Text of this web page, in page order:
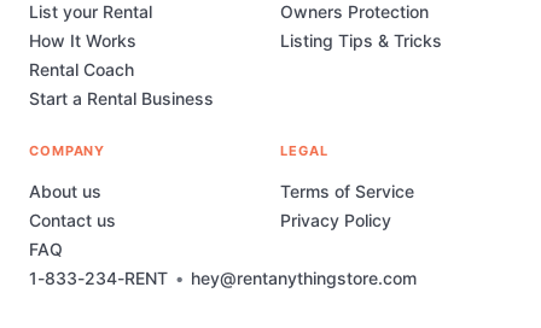
1-833-234-RENT • hey@rentanythingstore.com
List your Rental
How It Works
Rental Coach
Start a Rental Business
Owners Protection
Listing Tips & Tricks
COMPANY
About us
Contact us
FAQ
LEGAL
Terms of Service
Privacy Policy